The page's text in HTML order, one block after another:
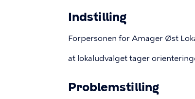
Indstilling
Forpersonen for Amager Øst
at lokaludvalget tager
Problemstilling